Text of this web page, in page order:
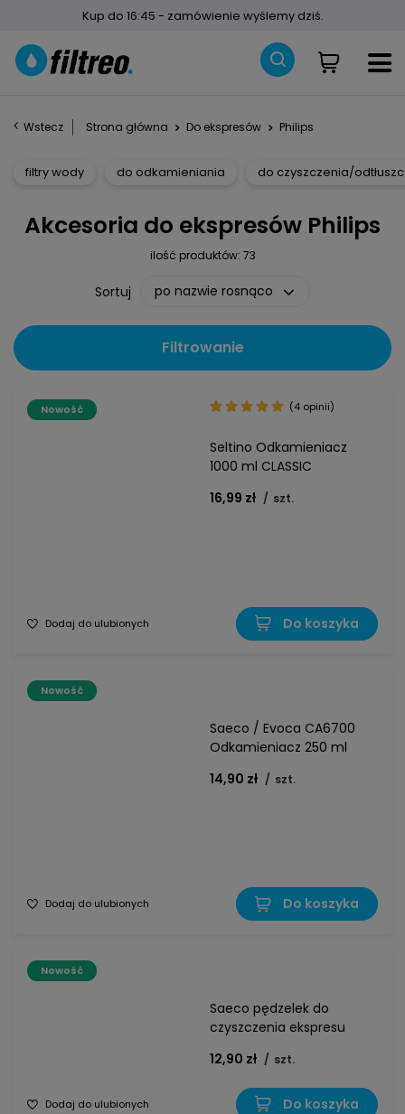
Kup do 16:45 - zamówienie wyślemy dziś.
Wstecz Strona główna Do ekspresów Philips
filtry wody do odkamieniania do czyszczenia/
Akcesoria do ekspresów Philips
ilość produktów: 73
Sortuj po nazwie rosnąco
Filtrowanie
Nowość
Seltino Odkamieniacz
1000 ml CLASSIC
16,99 zł / szt.
(4 opinii)
Dodaj do ulubionych Do koszyka
Nowość
Saeco / Evoca CA6700
Odkamieniacz 250 ml
14,90 zł / szt.
Dodaj do ulubionych Do koszyka
Nowość
Saeco pędzelek do
czyszczenia ekspresu
12,90 zł / szt.
Dodaj do ulubionych Do koszyka